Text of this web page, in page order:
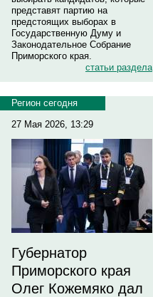
представят партию на
предстоящих выборах в
Государственную Думу и
Законодательное Собрание
Приморского края.
статьи раздела
Регион сегодня
27 Мая 2026, 13:29
Губернатор
Приморского края
Олег Кожемяко дал